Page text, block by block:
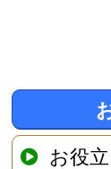
お役